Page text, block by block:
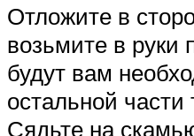
Отложите в
возьмите в руки
будут вам
остальной части
Сядьте на